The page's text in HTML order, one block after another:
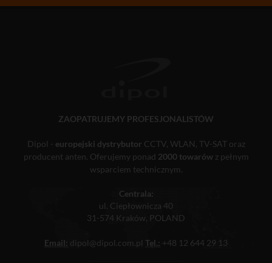
ZAOPATRUJEMY PROFESJONALISTÓW
Dipol - europejski dystrybutor CCTV, WLAN, TV-SAT oraz
producent anten. Oferujemy ponad 2000 towarówz pełnym
wsparciem technicznym.
Centrala:
ul. Ciepłownicza 40
31-574 Kraków, POLAND
Email: dipol@dipol.com.pl Tel.: +48 12 644 29 13